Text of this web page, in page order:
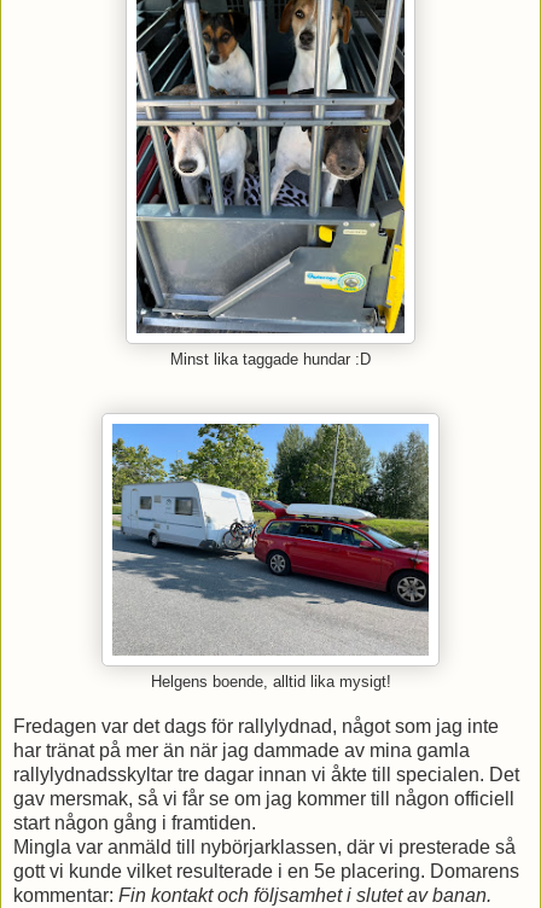
Minst lika taggade hundar :D
Helgens boende, alltid lika mysigt!
Fredagen var det dags för rallylydnad, något som jag inte
har tränat på mer än när jag dammade av mina gamla
rallylydnadsskyltar tre dagar innan vi åkte till specialen. Det
gav mersmak, så vi får se om jag kommer till någon officiell
start någon gång i framtiden.
Mingla var anmäld till nybörjarklassen, där vi presterade så
gott vi kunde vilket resulterade i en 5e placering. Domarens
kommentar: Fin kontakt och följsamhet i slutet av banan.